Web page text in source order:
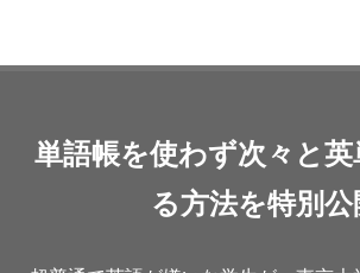
単語帳を使わず次々と英
る方法を特別公